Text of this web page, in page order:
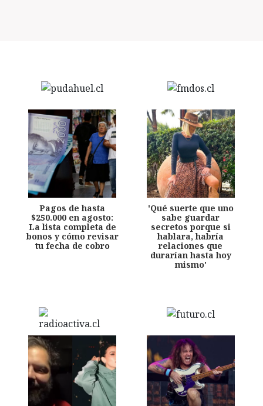
Pagos de hasta
$250.000 en agosto:
La lista completa de
bonos y cómo revisar
tu fecha de cobro
'Qué suerte que uno
sabe guardar
secretos porque si
hablara, habría
relaciones que
durarían hasta hoy
mismo'